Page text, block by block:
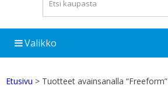
Valikko
Etusivu > Tuotteet avainsanalla “Freeform”